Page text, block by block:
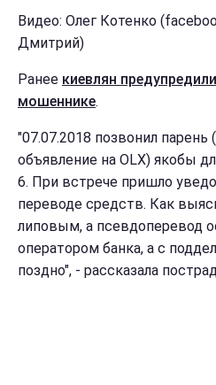
Видео: Олег Котенко
Дмитрий)
Ранее киевлян
мошеннике.
"07.07.2018 позвонил
объявление на OLX) якобы
6. При встрече пришло
переводе средств. Как
липовым, а псевдоперевод
оператором банка, а с
поздно", - рассказала